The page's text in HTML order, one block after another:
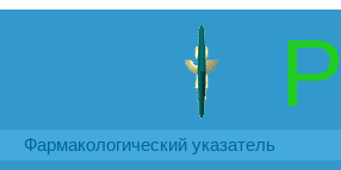
Фармакологический указатель